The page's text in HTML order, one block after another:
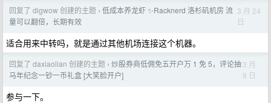
回复了 digwow 创建的主题 › 低成本养龙虾 ✨Racknerd 洛杉矶机房 流
量可以翻倍，长期有效
3 月 24
日
适合用来中转吗，就是通过其他机场连接这个机器。
回复了 daxiaolian 创建的主题 › 炒股券商低佣免五开户万 1 免 5，评论抽
马年纪念一钞一币礼盒 [大笑脸开户]
3 月
9 日
参与一下。